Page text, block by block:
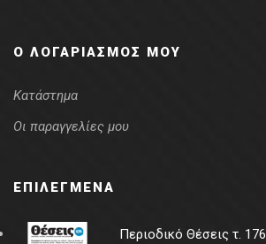
Ο ΛΟΓΑΡΙΑΣΜΌΣ ΜΟΥ
Κατάστημα
Οι παραγγελίες μου
ΕΠΙΛΕΓΜΈΝΑ
Περιοδικό Θέσεις τ. 176